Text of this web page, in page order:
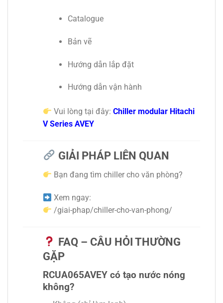
Catalogue
Bản vẽ
Hướng dẫn lắp đặt
Hướng dẫn vận hành
Vui lòng tại đây:Chiller modular Hitachi
V Series AVEY
GIẢI PHÁP LIÊN QUAN
Bạn đang tìm chiller cho văn phòng?
Xem ngay:
/giai-phap/chiller-cho-van-phong/
FAQ – CÂU HỎI THƯỜNG
GẶP
RCUA065AVEY có tạo nước nóng
không?